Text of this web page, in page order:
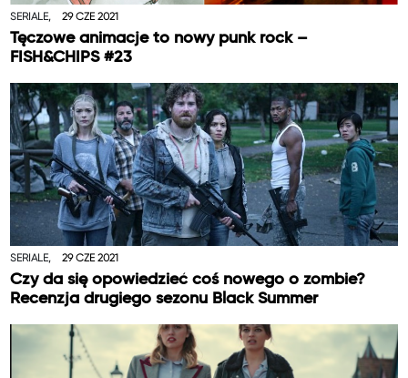
SERIALE, 29 CZE 2021
Tęczowe animacje to nowy punk rock –
FISH&CHIPS #23
SERIALE, 29 CZE 2021
Czy da się opowiedzieć coś nowego o zombie?
Recenzja drugiego sezonu Black Summer